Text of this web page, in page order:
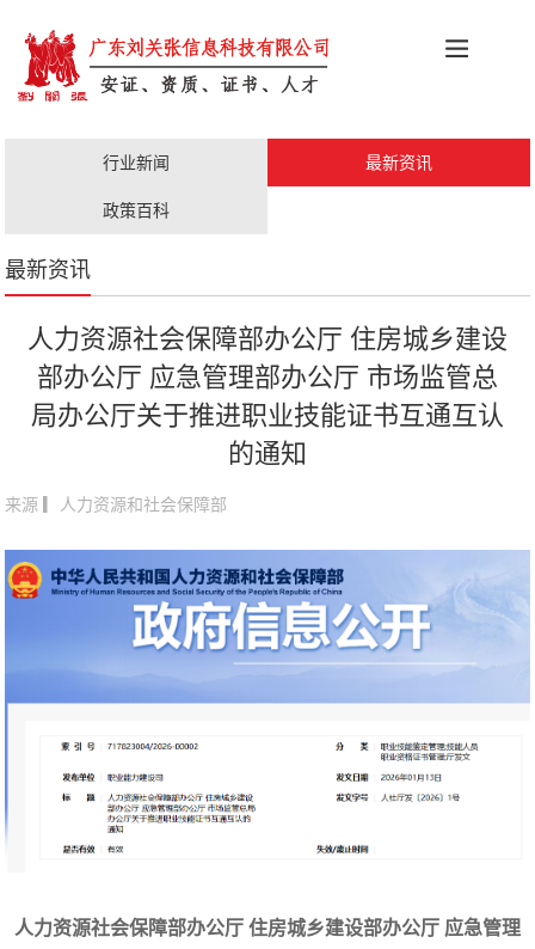
科创政策
行业新闻 最新资讯
政策百科
最新资讯
人力资源社会保障部办公厅 住房城乡建设
部办公厅 应急管理部办公厅 市场监管总
局办公厅关于推进职业技能证书互通互认
的通知
来源 ▎人力资源和社会保障部
人力资源社会保障部办公厅 住房城乡建设部办公厅 应急管理